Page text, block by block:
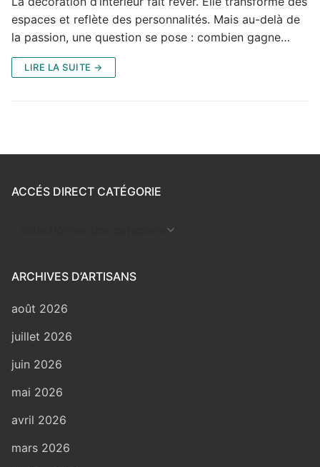
espaces et reflète des personnalités. Mais au-delà de
la passion, une question se pose : combien gagne…
LIRE LA SUITE →
ACCÉS DIRECT CATÉGORIE
ARCHIVES D’ARTISANS
août 2026
juillet 2026
juin 2026
mai 2026
avril 2026
mars 2026